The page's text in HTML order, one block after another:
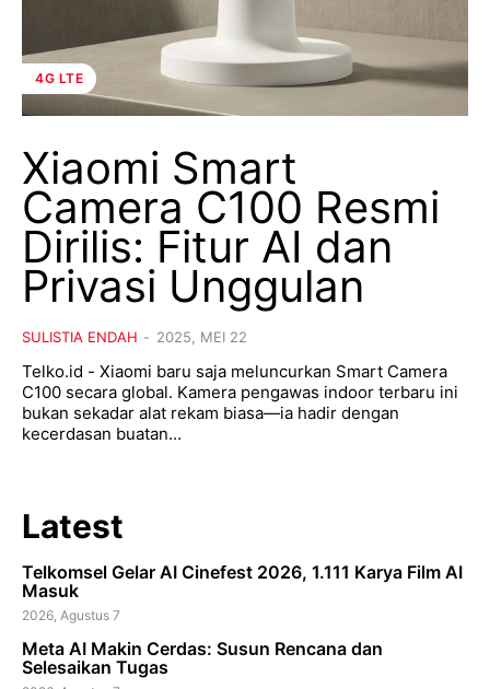
4G LTE
Xiaomi Smart
Camera C100 Resmi
Dirilis: Fitur AI dan
Privasi Unggulan
SULISTIA ENDAH - 2025, MEI 22
Telko.id - Xiaomi baru saja meluncurkan Smart Camera
C100 secara global. Kamera pengawas indoor terbaru ini
bukan sekadar alat rekam biasa—ia hadir dengan
kecerdasan buatan...
Latest
Telkomsel Gelar AI Cinefest 2026, 1.111 Karya Film AI
Masuk
2026, Agustus 7
Meta AI Makin Cerdas: Susun Rencana dan
Selesaikan Tugas